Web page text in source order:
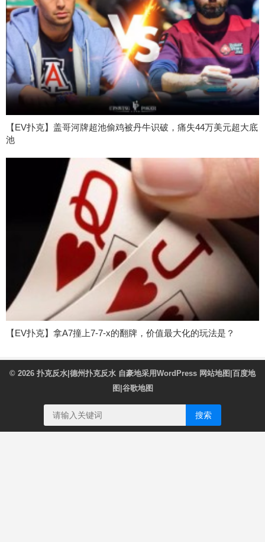
【EV扑克】盖哥河牌超池偷鸡被丹牛识破，痛失44万美元超大底
池
【EV扑克】拿A7撞上7-7-x的翻牌，价值最大化的玩法是？
© 2026 扑克反水|德州扑克反水 自豪地采用WordPress 网站地图 百度地
图 谷歌地图
搜索